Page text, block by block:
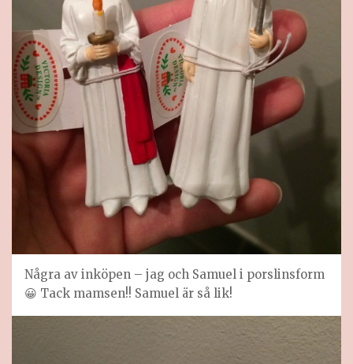
Några av inköpen – jag och Samuel i porslinsform
😀 Tack mamsen!! Samuel är så lik!